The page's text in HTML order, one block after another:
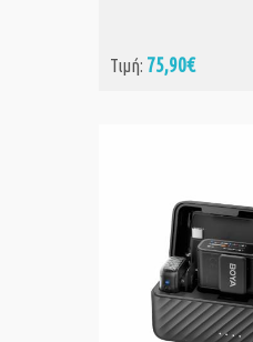
Τιμή: 75,90€